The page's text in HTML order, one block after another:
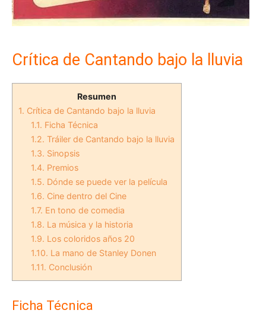
Crítica de Cantando bajo la lluvia
Resumen
1. Crítica de Cantando bajo la lluvia
1.1. Ficha Técnica
1.2. Tráiler de Cantando bajo la lluvia
1.3. Sinopsis
1.4. Premios
1.5. Dónde se puede ver la película
1.6. Cine dentro del Cine
1.7. En tono de comedia
1.8. La música y la historia
1.9. Los coloridos años 20
1.10. La mano de Stanley Donen
1.11. Conclusión
Ficha Técnica